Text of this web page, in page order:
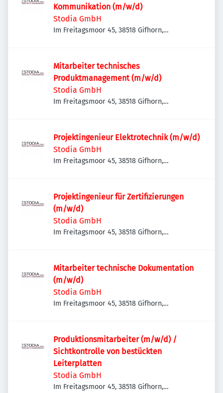
Kommunikation (m/w/d)
Stodia GmbH
Im Freitagsmoor 45, 38518 Gifhorn,
Mitarbeiter technisches
Produktmanagement (m/w/d)
Stodia GmbH
Im Freitagsmoor 45, 38518 Gifhorn,
Projektingenieur Elektrotechnik (m/w/d)
Stodia GmbH
Im Freitagsmoor 45, 38518 Gifhorn,
Projektingenieur für Zertifizierungen
(m/w/d)
Stodia GmbH
Im Freitagsmoor 45, 38518 Gifhorn,
Mitarbeiter technische Dokumentation
(m/w/d)
Stodia GmbH
Im Freitagsmoor 45, 38518 Gifhorn,
Produktionsmitarbeiter (m/w/d) /
Sichtkontrolle von bestückten
Leiterplatten
Stodia GmbH
Im Freitagsmoor 45, 38518 Gifhorn,